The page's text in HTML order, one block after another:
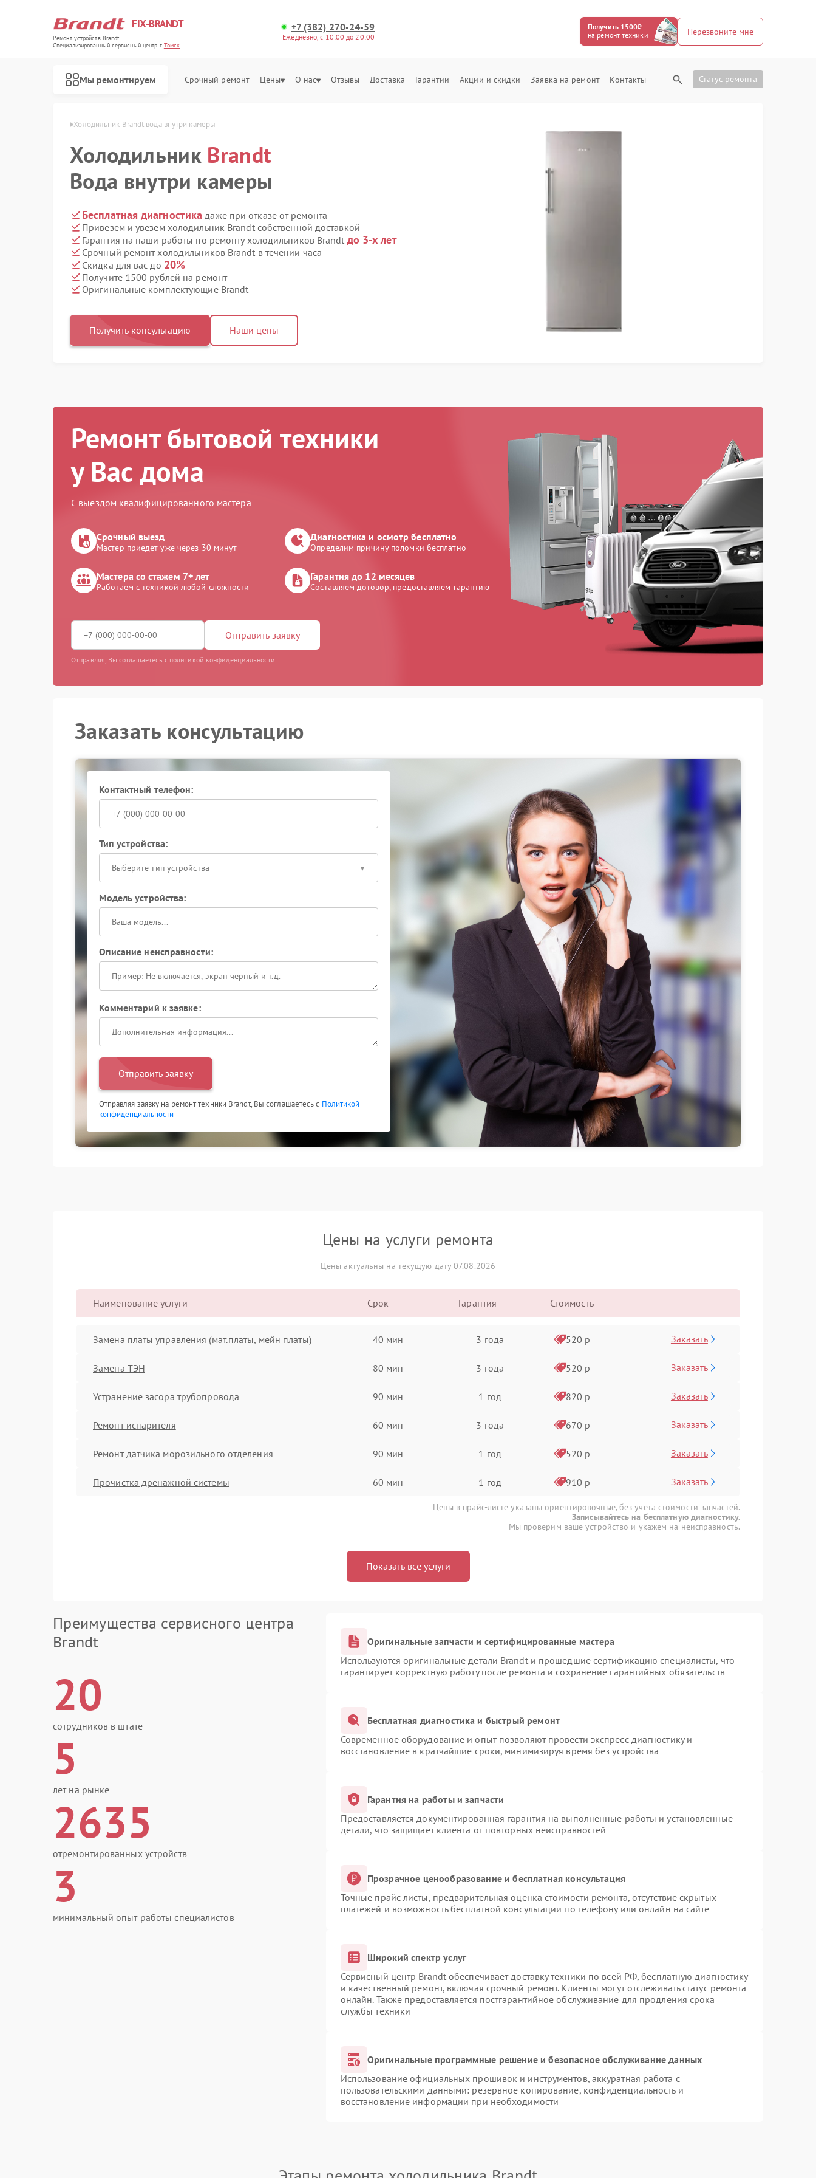
FIX-BRANDT
Ремонт устройств Brandt
Специализированный cервисный центр г.Томск
+7 (382) 270-24-59
Ежедневно, с 10:00 до 20:00
Получить 1500₽
на ремонт техники
Перезвоните мне
Мы ремонтируем Срочный ремонт Цены О нас Отзывы Доставка Гарантии Акции и скидки Заявка на ремонт Контакты Статус ремонта
Brandt в Томске Холодильник Brandt вода внутри камеры
Холодильник Brandt
Вода внутри камеры
Бесплатная диагностика даже при отказе от ремонта
Привезем и увезем холодильник Brandt собственной доставкой
Гарантия на наши работы по ремонту холодильников Brandt до 3-х лет
Срочный ремонт холодильников Brandt в течении часа
Скидка для вас до 20%
Получите 1500 рублей на ремонт
Оригинальные комплектующие Brandt
Получить консультацию Наши цены
Ремонт бытовой техники
у Вас дома
С выездом квалифицированного мастера
Срочный выезд
Мастер приедет уже через 30 минут
Диагностика и осмотр бесплатно
Определим причину поломки бесплатно
Мастера со стажем 7+ лет
Работаем с техникой любой сложности
Гарантия до 12 месяцев
Составляем договор, предоставляем гарантию
Отправить заявку
Отправляя, Вы соглашаетесь с политикой конфиденциальности
Заказать консультацию
Контактный телефон:
Тип устройства:
Выберите тип устройства
Модель устройства:
Описание неисправности:
Комментарий к заявке:
Отправить заявку
Отправляя заявку на ремонт техники Brandt, Вы соглашаетесь с Политикой
конфиденциальности
Цены на услуги ремонта
Цены актуальны на текущую дату 07.08.2026
Наименование услуги Срок Гарантия Стоимость
Замена платы управления (мат.платы, мейн платы) 40 мин 3 года 520 р Заказать
Замена ТЭН 80 мин 3 года 520 р Заказать
Устранение засора трубопровода 90 мин 1 год 820 р Заказать
Ремонт испарителя 60 мин 3 года 670 р Заказать
Ремонт датчика морозильного отделения 90 мин 1 год 520 р Заказать
Прочистка дренажной системы 60 мин 1 год 910 р Заказать
Цены в прайс-листе указаны ориентировочные, без учета стоимости запчастей.
Записывайтесь на бесплатную диагностику.
Мы проверим ваше устройство и укажем на неисправность.
Показать все услуги
Преимущества сервисного центра
Brandt
20
сотрудников в штате
5
лет на рынке
2635
отремонтированных устройств
3
минимальный опыт работы специалистов
Оригинальные запчасти и сертифицированные мастера
Используются оригинальные детали Brandt и прошедшие сертификацию специалисты, что
гарантирует корректную работу после ремонта и сохранение гарантийных обязательств
Бесплатная диагностика и быстрый ремонт
Современное оборудование и опыт позволяют провести экспресс-диагностику и
восстановление в кратчайшие сроки, минимизируя время без устройства
Гарантия на работы и запчасти
Предоставляется документированная гарантия на выполненные работы и установленные
детали, что защищает клиента от повторных неисправностей
Прозрачное ценообразование и бесплатная консультация
Точные прайс-листы, предварительная оценка стоимости ремонта, отсутствие скрытых
платежей и возможность бесплатной консультации по телефону или онлайн на сайте
Широкий спектр услуг
Сервисный центр Brandt обеспечивает доставку техники по всей РФ, бесплатную диагностику
и качественный ремонт, включая срочный ремонт. Клиенты могут отслеживать статус ремонта
онлайн. Также предоставляется постгарантийное обслуживание для продления срока
службы техники
Оригинальные программные решение и безопасное обслуживание данных
Использование официальных прошивок и инструментов, аккуратная работа с
пользовательскими данными: резервное копирование, конфиденциальность и
восстановление информации при необходимости